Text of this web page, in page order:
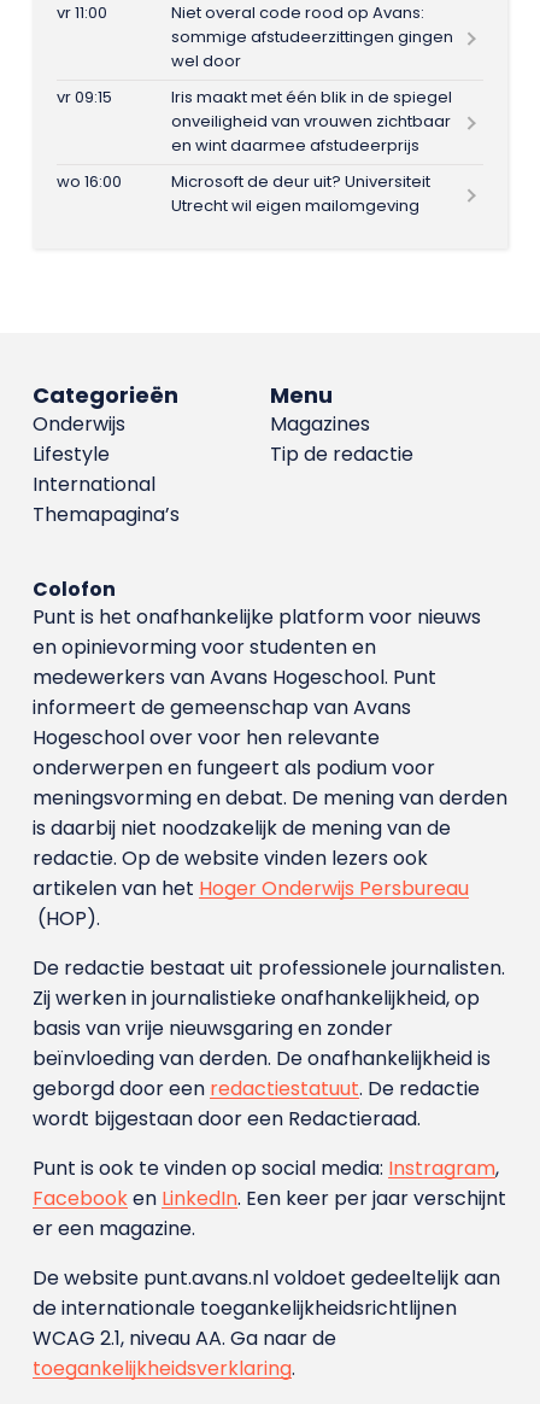
vr 11:00
Niet overal code rood op Avans:
sommige afstudeerzittingen gingen
wel door
vr 09:15
Iris maakt met één blik in de spiegel
onveiligheid van vrouwen zichtbaar
en wint daarmee afstudeerprijs
wo 16:00
Microsoft de deur uit? Universiteit
Utrecht wil eigen mailomgeving
Menu
Magazines
Tip de redactie
Categorieën
Onderwijs
Lifestyle
International
Themapagina’s
Colofon
Punt is het onafhankelijke platform voor nieuws
en opinievorming voor studenten en
medewerkers van Avans Hoge­school. Punt
informeert de gemeenschap van Avans
Hogeschool over voor hen relevante
onderwerpen en fungeert als podium voor
meningsvorming en debat. De mening van derden
is daarbij niet noodzakelijk de mening van de
redactie. Op de website vinden lezers ook
artikelen van het Hoger Onderwijs Persbureau
(HOP).
De redactie bestaat uit professionele journalisten.
Zij werken in journalistieke onafhankelijkheid, op
basis van vrije nieuwsgaring en zonder
beïnvloeding van derden. De onafhankelijkheid is
geborgd door een redactiestatuut. De redactie
wordt bijgestaan door een Redactieraad.
Punt is ook te vinden op social media: Instragram,
Facebooken LinkedIn. Een keer per jaar verschijnt
er een magazine.
De website punt.avans.nl voldoet gedeeltelijk aan
de internationale toegankelijkheidsrichtlijnen
WCAG 2.1, niveau AA. Ga naar de
toegankelijkheidsverklaring.